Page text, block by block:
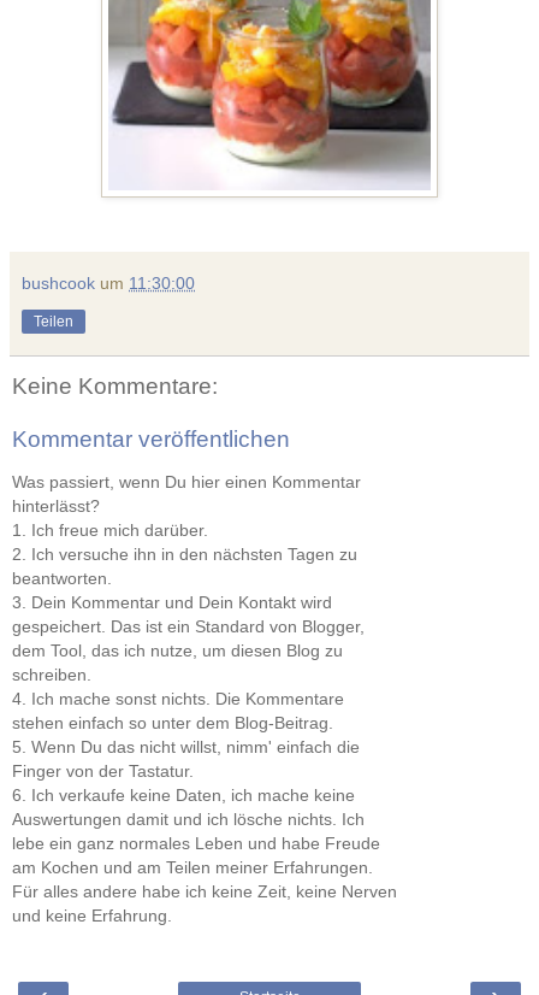
bushcook um 11:30:00
Teilen
Keine Kommentare:
Kommentar veröffentlichen
Was passiert, wenn Du hier einen Kommentar
hinterlässt?
1. Ich freue mich darüber.
2. Ich versuche ihn in den nächsten Tagen zu
beantworten.
3. Dein Kommentar und Dein Kontakt wird
gespeichert. Das ist ein Standard von Blogger,
dem Tool, das ich nutze, um diesen Blog zu
schreiben.
4. Ich mache sonst nichts. Die Kommentare
stehen einfach so unter dem Blog-Beitrag.
5. Wenn Du das nicht willst, nimm' einfach die
Finger von der Tastatur.
6. Ich verkaufe keine Daten, ich mache keine
Auswertungen damit und ich lösche nichts. Ich
lebe ein ganz normales Leben und habe Freude
am Kochen und am Teilen meiner Erfahrungen.
Für alles andere habe ich keine Zeit, keine Nerven
und keine Erfahrung.